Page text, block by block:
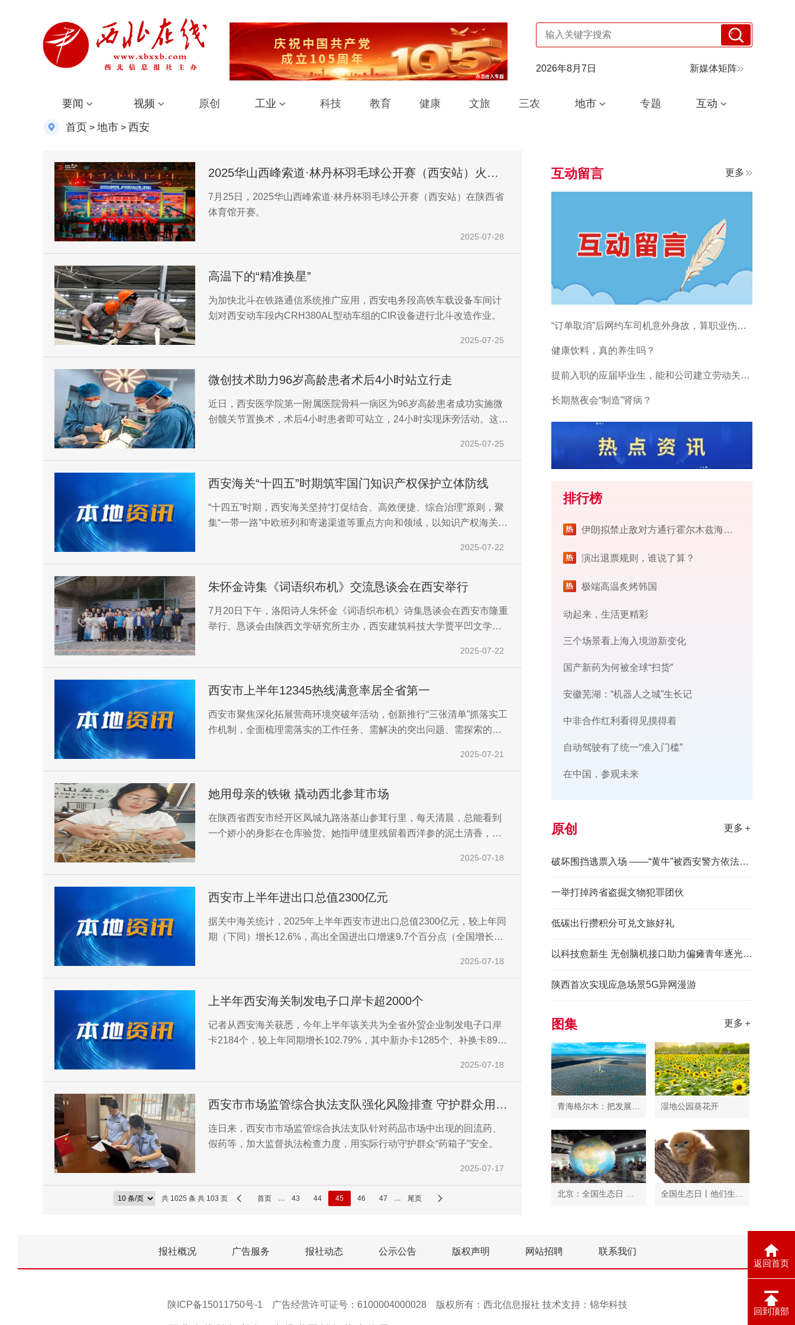
返回首页
回到顶部
2026年8月7日 新媒体矩阵
要闻 视频 原创 工业 科技 教育 健康 文旅 三农 地市 专题 互动
首页 > 地市 > 西安
2025华山西峰索道·林丹杯羽毛球公开赛（西安站）火热
开赛
7月25日，2025华山西峰索道·林丹杯羽毛球公开赛（西安站）在陕西省
体育馆开赛。
2025-07-28
高温下的“精准换星”
为加快北斗在铁路通信系统推广应用，西安电务段高铁车载设备车间计
划对西安动车段内CRH380AL型动车组的CIR设备进行北斗改造作业。
2025-07-25
微创技术助力96岁高龄患者术后4小时站立行走
近日，西安医学院第一附属医院骨科一病区为96岁高龄患者成功实施微
创髋关节置换术，术后4小时患者即可站立，24小时实现床旁活动。这一
2025-07-25
西安海关“十四五”时期筑牢国门知识产权保护立体防线
“十四五”时期，西安海关坚持“打促结合、高效便捷、综合治理”原则，聚
集“一带一路”中欧班列和寄递渠道等重点方向和领域，以知识产权海关保
一路”国家进出口货物的知识产权保护，不断提升知识产权边境保护成
2025-07-22
朱怀金诗集《词语织布机》交流恳谈会在西安举行
7月20日下午，洛阳诗人朱怀金《词语织布机》诗集恳谈会在西安市隆重
举行。恳谈会由陕西文学研究所主办，西安建筑科技大学贾平凹文学艺
2025-07-22
西安市上半年12345热线满意率居全省第一
西安市聚焦深化拓展营商环境突破年活动，创新推行“三张清单”抓落实工
作机制，全面梳理需落实的工作任务、需解决的突出问题、需探索的创
2025-07-21
她用母亲的铁锹 撬动西北参茸市场
在陕西省西安市经开区凤城九路洛基山参茸行里，每天清晨，总能看到
一个娇小的身影在仓库验货。她指甲缝里残留着西洋参的泥土清香，计
2025-07-18
西安市上半年进出口总值2300亿元
据关中海关统计，2025年上半年西安市进出口总值2300亿元，较上年同
期（下同）增长12.6%，高出全国进出口增速9.7个百分点（全国增长
2025-07-18
上半年西安海关制发电子口岸卡超2000个
记者从西安海关获悉，今年上半年该关共为全省外贸企业制发电子口岸
卡2184个，较上年同期增长102.79%，其中新办卡1285个、补换卡899
2025-07-18
西安市市场监管综合执法支队强化风险排查 守护群众用药
安全
连日来，西安市市场监管综合执法支队针对药品市场中出现的回流药、
假药等，加大监督执法检查力度，用实际行动守护群众“药箱子”安全。
2025-07-17
共 1025 条 共 103 页 首页 … 43 44 45 46 47 … 尾页
互动留言 更多
“订单取消”后网约车司机意外身故，算职业伤害吗？
健康饮料，真的养生吗？
提前入职的应届毕业生，能和公司建立劳动关系吗？
长期熬夜会“制造”肾病？
排行榜
伊朗拟禁止敌对方通行霍尔木兹海峡 对违规者重罚
演出退票规则，谁说了算？
极端高温炙烤韩国
动起来，生活更精彩
三个场景看上海入境游新变化
国产新药为何被全球“扫货”
安徽芜湖：“机器人之城”生长记
中非合作红利看得见摸得着
自动驾驶有了统一“准入门槛”
在中国，参观未来
原创 更多＋
破坏围挡逃票入场 ——“黄牛”被西安警方依法拘留
一举打掉跨省盗掘文物犯罪团伙
低碳出行攒积分可兑文旅好礼
以科技愈新生 无创脑机接口助力偏瘫青年逐光前行
陕西首次实现应急场景5G异网漫游
图集 更多＋
湿地公园葵花开
报社概况 广告服务 报社动态 公示公告 版权声明 网站招聘 联系我们
陕ICP备15011750号-1 广告经营许可证号：6100004000028 版权所有：西北信息报社 技术支持： 锦华科技